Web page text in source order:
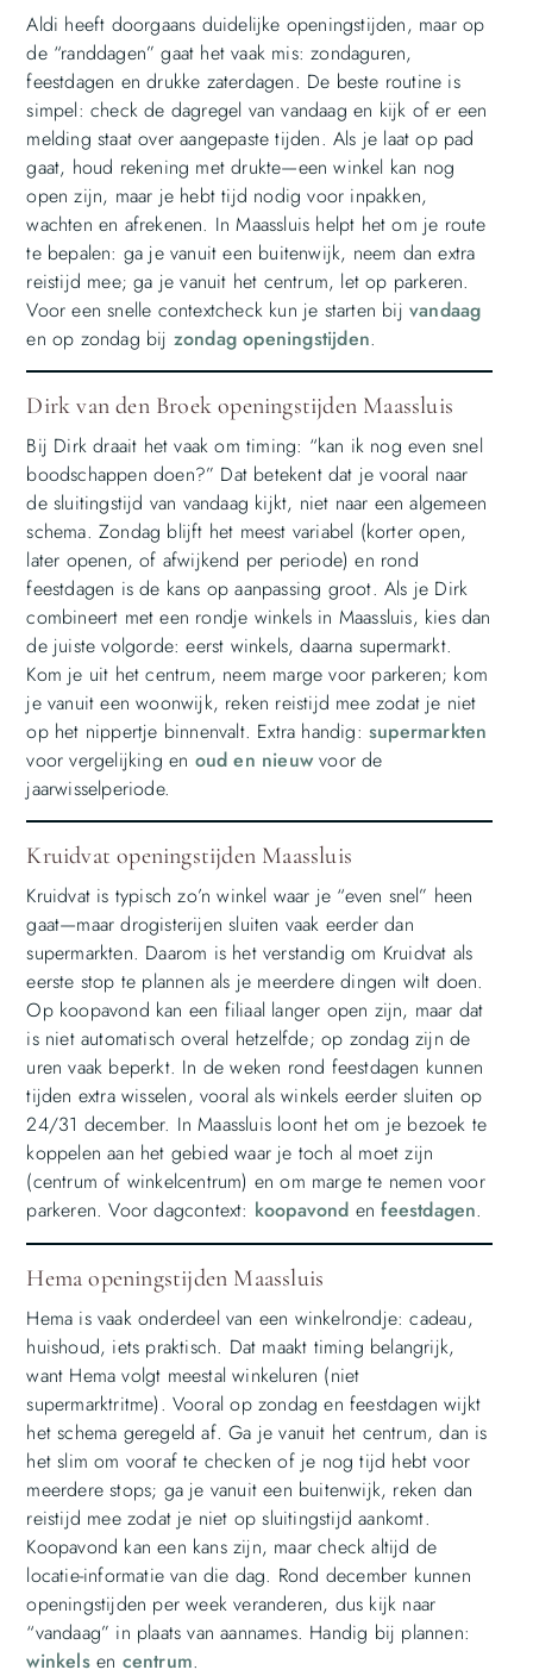
Aldi heeft doorgaans duidelijke openingstijden, maar op
de “randdagen” gaat het vaak mis: zondaguren,
feestdagen en drukke zaterdagen. De beste routine is
simpel: check de dagregel van vandaag en kijk of er een
melding staat over aangepaste tijden. Als je laat op pad
gaat, houd rekening met drukte—een winkel kan nog
open zijn, maar je hebt tijd nodig voor inpakken,
wachten en afrekenen. In Maassluis helpt het om je route
te bepalen: ga je vanuit een buitenwijk, neem dan extra
reistijd mee; ga je vanuit het centrum, let op parkeren.
Voor een snelle contextcheck kun je starten bij vandaag
en op zondag bij zondag openingstijden.
Dirk van den Broek openingstijden Maassluis
Bij Dirk draait het vaak om timing: “kan ik nog even snel
boodschappen doen?” Dat betekent dat je vooral naar
de sluitingstijd van vandaag kijkt, niet naar een algemeen
schema. Zondag blijft het meest variabel (korter open,
later openen, of afwijkend per periode) en rond
feestdagen is de kans op aanpassing groot. Als je Dirk
combineert met een rondje winkels in Maassluis, kies dan
de juiste volgorde: eerst winkels, daarna supermarkt.
Kom je uit het centrum, neem marge voor parkeren; kom
je vanuit een woonwijk, reken reistijd mee zodat je niet
op het nippertje binnenvalt. Extra handig: supermarkten
voor vergelijking en oud en nieuw voor de
jaarwisselperiode.
Kruidvat openingstijden Maassluis
Kruidvat is typisch zo’n winkel waar je “even snel” heen
gaat—maar drogisterijen sluiten vaak eerder dan
supermarkten. Daarom is het verstandig om Kruidvat als
eerste stop te plannen als je meerdere dingen wilt doen.
Op koopavond kan een filiaal langer open zijn, maar dat
is niet automatisch overal hetzelfde; op zondag zijn de
uren vaak beperkt. In de weken rond feestdagen kunnen
tijden extra wisselen, vooral als winkels eerder sluiten op
24/31 december. In Maassluis loont het om je bezoek te
koppelen aan het gebied waar je toch al moet zijn
(centrum of winkelcentrum) en om marge te nemen voor
parkeren. Voor dagcontext: koopavond enfeestdagen.
Hema openingstijden Maassluis
Hema is vaak onderdeel van een winkelrondje: cadeau,
huishoud, iets praktisch. Dat maakt timing belangrijk,
want Hema volgt meestal winkeluren (niet
supermarktritme). Vooral op zondag en feestdagen wijkt
het schema geregeld af. Ga je vanuit het centrum, dan is
het slim om vooraf te checken of je nog tijd hebt voor
meerdere stops; ga je vanuit een buitenwijk, reken dan
reistijd mee zodat je niet op sluitingstijd aankomt.
Koopavond kan een kans zijn, maar check altijd de
locatie-informatie van die dag. Rond december kunnen
openingstijden per week veranderen, dus kijk naar
“vandaag” in plaats van aannames. Handig bij plannen:
winkelsen centrum.